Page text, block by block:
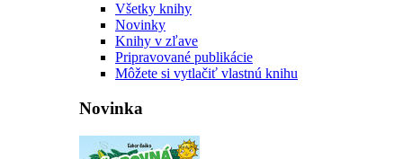
Všetky knihy
Novinky
Knihy v zľave
Pripravované publikácie
Môžete si vytlačiť vlastnú knihu
Novinka